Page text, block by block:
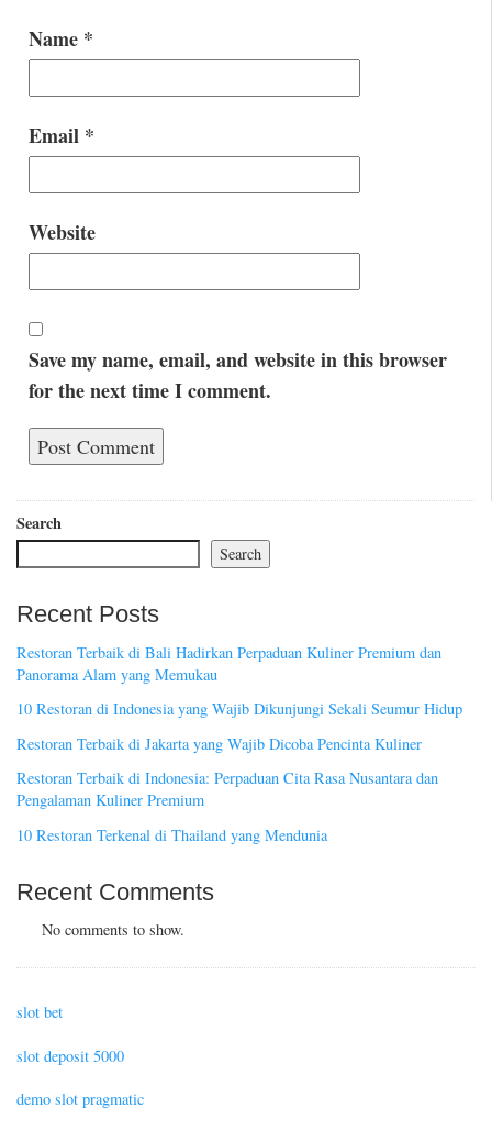
Name *
Email *
Website
Save my name, email, and website in this browser
for the next time I comment.
Search
Search
Recent Posts
Restoran Terbaik di Bali Hadirkan Perpaduan Kuliner Premium dan
Panorama Alam yang Memukau
10 Restoran di Indonesia yang Wajib Dikunjungi Sekali Seumur Hidup
Restoran Terbaik di Jakarta yang Wajib Dicoba Pencinta Kuliner
Restoran Terbaik di Indonesia: Perpaduan Cita Rasa Nusantara dan
Pengalaman Kuliner Premium
10 Restoran Terkenal di Thailand yang Mendunia
Recent Comments
No comments to show.
slot bet
slot deposit 5000
demo slot pragmatic